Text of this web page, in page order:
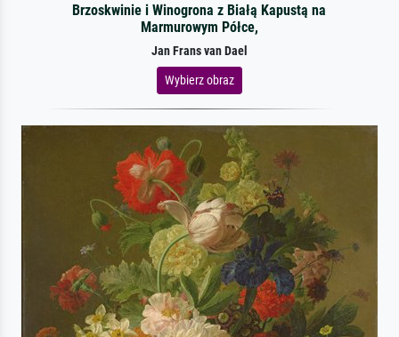
Brzoskwinie i Winogrona z Białą Kapustą na
Marmurowym Półce,
Jan Frans van Dael
Wybierz obraz